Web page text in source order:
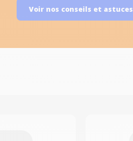
Voir nos conseils et astuces